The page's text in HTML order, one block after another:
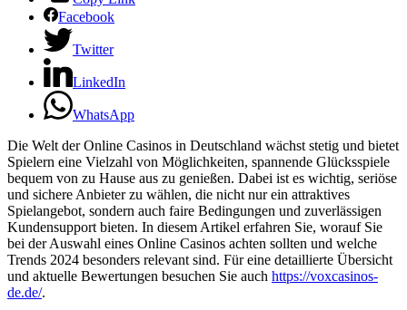
Facebook
Twitter
LinkedIn
WhatsApp
Die Welt der Online Casinos in Deutschland wächst stetig und bietet
Spielern eine Vielzahl von Möglichkeiten, spannende Glücksspiele
bequem von zu Hause aus zu genießen. Dabei ist es wichtig, seriöse
und sichere Anbieter zu wählen, die nicht nur ein attraktives
Spielangebot, sondern auch faire Bedingungen und zuverlässigen
Kundensupport bieten. In diesem Artikel erfahren Sie, worauf Sie
bei der Auswahl eines Online Casinos achten sollten und welche
Trends 2024 besonders relevant sind. Für eine detaillierte Übersicht
und aktuelle Bewertungen besuchen Sie auch https://voxcasinos-
de.de/.